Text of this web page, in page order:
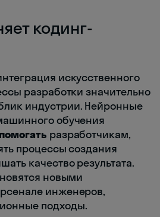
кодинг-
искусственного
разработки значительно
индустрии. Нейронные
обучения
помогать разработчикам,
процессы создания
качество результата.
новыми
инженеров,
подходы.